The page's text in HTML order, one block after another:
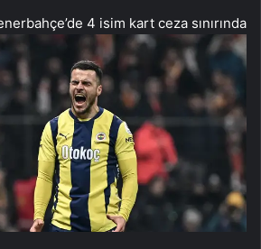
4 isim kart ceza sınırında